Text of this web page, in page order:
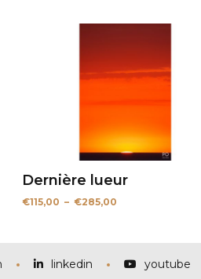
Dernière lueur
€115,00 – €285,00
€285,00
linkedin youtube